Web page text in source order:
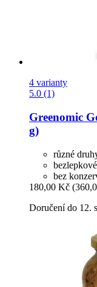
4 varianty
5.0 (1)
Greenomic
g)
různé
bezlepkové
bez
180,00 Kč
Doručení do 12.